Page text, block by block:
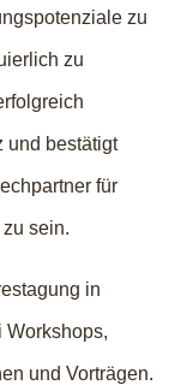
zu
zu
und bestätigt
für
sein.
in
Workshops,
und Vorträgen.